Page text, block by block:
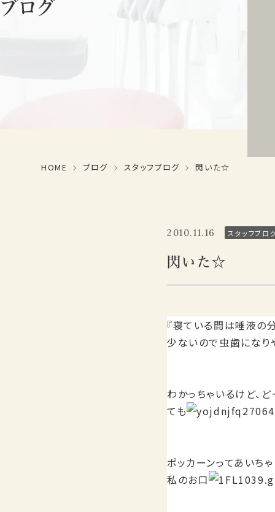
ブログ
HOME ブログ スタッフブログ 閃いた☆
2010.11.16 スタッフブロ
閃いた☆
『寝ている間は唾液の
少ないので虫歯になり
わかっちゃいるけど、
ても
ポッカーンってあいち
私のお口